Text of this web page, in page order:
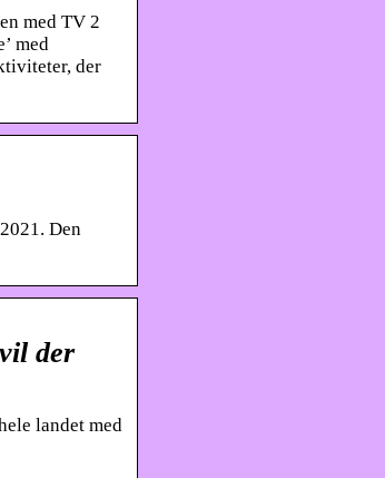
med TV 2
med
der
Den
der
landet med